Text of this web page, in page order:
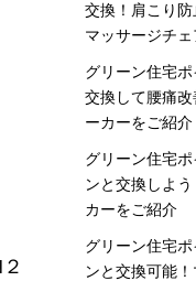
交換！肩こり
マッサージチ
グリーン住宅
交換して腰痛
ーカーをご紹介
グリーン住宅
ンと交換しよ
カーをご紹介
グリーン住宅
ンと交換可能